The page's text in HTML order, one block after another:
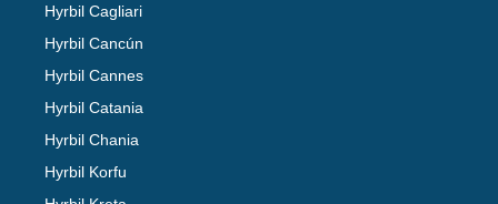
Hyrbil Cagliari
Hyrbil Cancún
Hyrbil Cannes
Hyrbil Catania
Hyrbil Chania
Hyrbil Korfu